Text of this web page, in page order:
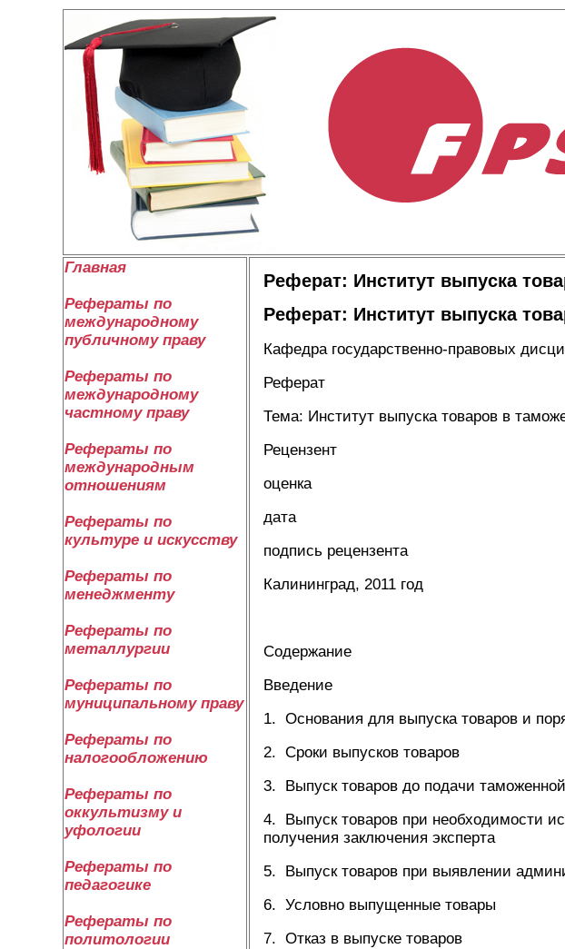
Главная
Рефераты по
международному
публичному праву
Рефераты по
международному
частному праву
Рефераты по
международным
отношениям
Рефераты по
культуре и искусству
Рефераты по
менеджменту
Рефераты по
металлургии
Рефераты по
муниципальному праву
Рефераты по
налогообложению
Рефераты по
оккультизму и
уфологии
Рефераты по
педагогике
Рефераты по
политологии
Реферат: Институт выпуска
Реферат: Институт выпуска
Кафедра государственно-правовых
Реферат
Тема: Институт выпуска товаров в
Рецензент
оценка
дата
подпись рецензента
Калининград, 2011 год
Содержание
Введение
1. Основания для выпуска товаров и
2. Сроки выпусков товаров
3. Выпуск товаров до подачи
4. Выпуск товаров при необходимости
получения заключения эксперта
5. Выпуск товаров при выявлении
6. Условно выпущенные товары
7. Отказ в выпуске товаров